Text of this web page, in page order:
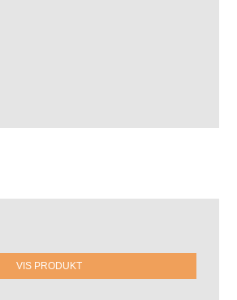
VIS PRODUKT